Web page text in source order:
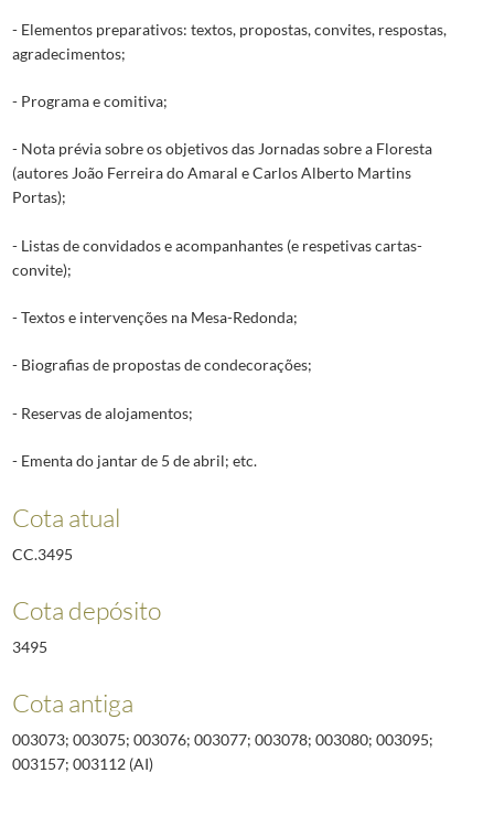
- Elementos preparativos: textos, propostas, convites, respostas,
agradecimentos;
- Programa e comitiva;
- Nota prévia sobre os objetivos das Jornadas sobre a Floresta
(autores João Ferreira do Amaral e Carlos Alberto Martins
Portas);
- Listas de convidados e acompanhantes (e respetivas cartas-
convite);
- Textos e intervenções na Mesa-Redonda;
- Biografias de propostas de condecorações;
- Reservas de alojamentos;
- Ementa do jantar de 5 de abril; etc.
Cota atual
CC.3495
Cota depósito
3495
Cota antiga
003073; 003075; 003076; 003077; 003078; 003080; 003095;
003157; 003112 (AI)